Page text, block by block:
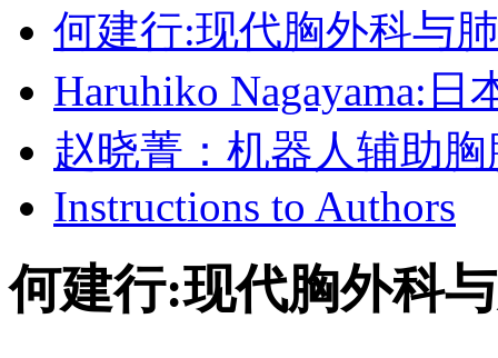
何建行:现代胸外科与
Haruhiko Nagayama:
赵晓菁：机器人辅助
Instructions to Authors
何建行:现代胸外科